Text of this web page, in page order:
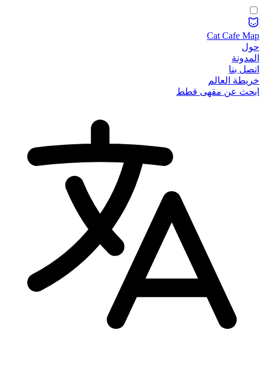
Cat Cafe Map
حول
المدونة
اتصل بنا
خريطة العالم
ابحث عن مقهى قطط